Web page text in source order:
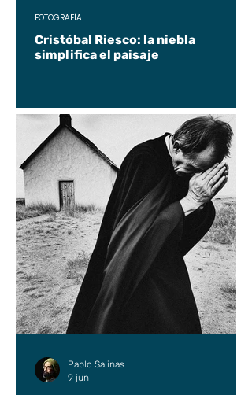
Cristóbal Riesco: la niebla
simplifica el paisaje
FOTOGRAFÍA
Pablo Salinas
9 jun